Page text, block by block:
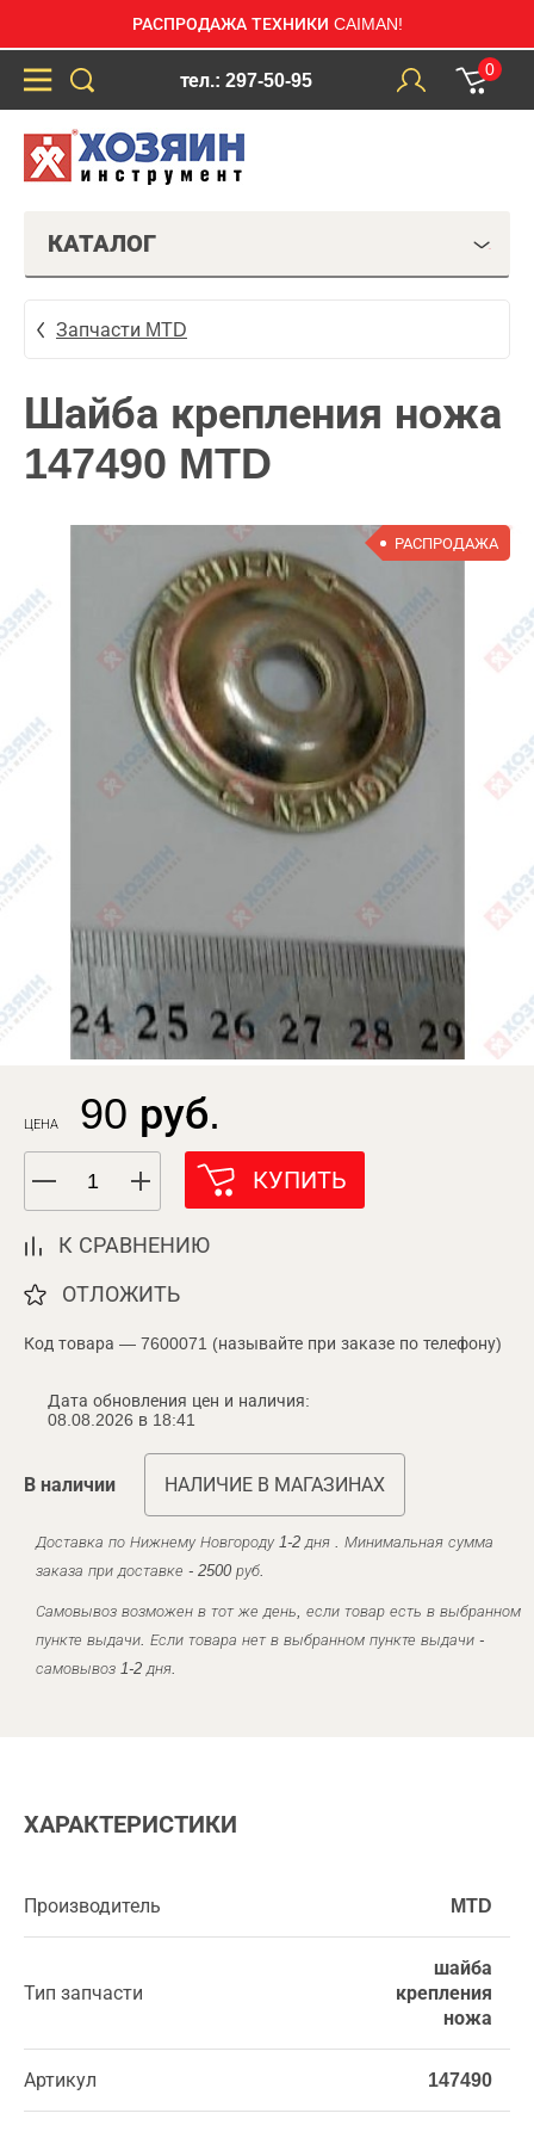
РАСПРОДАЖА ТЕХНИКИ CAIMAN!
тел.: 297-50-95
0
КАТАЛОГ
Запчасти MTD
Шайба крепления ножа
147490 MTD
РАСПРОДАЖА
ЦЕНА 90 руб.
КУПИТЬ
К СРАВНЕНИЮ
ОТЛОЖИТЬ
Код товара — 7600071 (называйте при заказе по телефону)
Дата обновления цен и наличия:
08.08.2026 в 18:41
В наличии НАЛИЧИЕ В МАГАЗИНАХ
Доставка по Нижнему Новгороду 1-2 дня . Минимальная сумма
заказа при доставке - 2500 руб.
Самовывоз возможен в тот же день, если товар есть в выбранном
пункте выдачи. Если товара нет в выбранном пункте выдачи -
самовывоз 1-2 дня.
ХАРАКТЕРИСТИКИ
Производитель MTD
Тип запчасти
шайба
крепления
ножа
Артикул 147490